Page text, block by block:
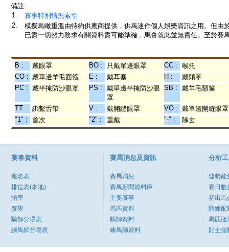
備註:
1.
賽事特別情況索引
2.
模擬鳥瞰重溫由特約供應商提供，供馬迷作個人娛樂資訊之用。但
已盡一切努力務求有關資料盡可能準確，馬會就此並無責任。至於賽
B : 戴眼罩 BO : 只戴單邊眼罩 CC :
喉托
CO : 戴單邊羊毛面箍 E : 戴耳塞 H :
戴頭罩
PC : 戴半掩防沙眼罩 PS :
戴單邊半掩防沙眼
罩
SB : 戴羊毛額箍
TT : 綁繫舌帶 V : 戴開縫眼罩 VO : 戴單邊開縫眼罩
"1" :
首次 "2" : 重戴 "-" : 除去
賽事資料
報名表
排位表(本地)
賠率
賽果
騎師分場表
練馬師分場表
賽馬消息及資訊
賽馬消息
賽馬新聞資料庫
主要賽事
馬匹資料
騎師資料
練馬師資料
分析
速勢能
賽日數
初出馬
騎練配
馬匹搬
貼士指